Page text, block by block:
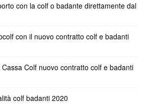
con la colf o badante direttamente dal
con il nuovo contratto colf e badanti
Colf nuovo contratto colf e badanti
colf badanti 2020